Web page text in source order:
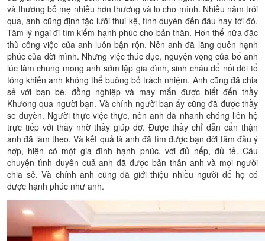
và thương bố mẹ nhiều hơn thương và lo cho mình. Nhiều năm trôi
qua, anh cũng định tặc lưỡi thui kệ, tình duyên đến đâu hay tới đó.
Tâm lý ngại đi tìm kiếm hạnh phúc cho bản thân. Hơn thế nữa đặc
thù công việc của anh luôn bận rộn. Nên anh đã lãng quên hạnh
phúc của đời mình. Nhưng việc thúc dục, nguyện vọng của bố anh
lúc lâm chung mong anh sớm lập gia đình, sinh cháu để nối dõi tổ
tông khiến anh không thể buông bỏ trách nhiệm. Anh cũng đã chia
sẻ với bạn bè, đồng nghiệp và may mắn được biết đến thầy
Khương qua người bạn. Và chính người bạn ấy cũng đã được thầy
se duyên. Người thực việc thực, nên anh đã nhanh chóng liên hệ
trực tiếp với thầy nhờ thầy giúp đỡ. Được thầy chỉ dẫn cẩn thận
anh đã làm theo. Và kết quả là anh đã tìm được bạn đời tâm đầu ý
hợp, hiện có một gia đình hạnh phúc, với đủ nếp, đủ tẻ. Câu
chuyện tình duyên cuả anh đã được bản thân anh và mọi người
chia sẻ. Và chính anh cũng đã giới thiệu nhiều người để họ có
được hạnh phúc như anh.